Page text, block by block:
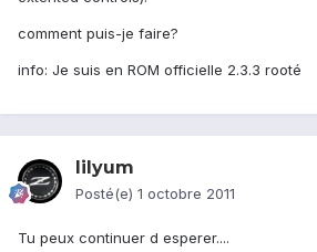
comment puis-je faire?
info: Je suis en ROM officielle 2.3.3 rooté
lilyum
Posté(e) 1 octobre 2011
Tu peux continuer d esperer....